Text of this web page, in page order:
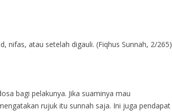
nifas, atau setelah digauli. (Fiqhus Sunnah, 2/265)
bagi pelakunya. Jika suaminya mau
rujuk itu sunnah saja. Ini juga pendapat